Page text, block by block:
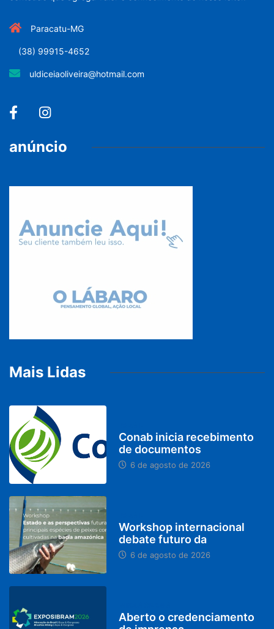
Paracatu-MG
(38) 99915-4652
uldiceiaoliveira@hotmail.com
anúncio
Mais Lidas
Conab inicia recebimento
de documentos
6 de agosto de 2026
Workshop internacional
debate futuro da
6 de agosto de 2026
Aberto o credenciamento